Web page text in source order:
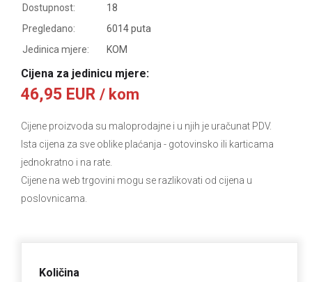
Dostupnost:
18
Pregledano:
6014 puta
Jedinica mjere:
KOM
Cijena za jedinicu mjere:
46,95 EUR / kom
Cijene proizvoda su maloprodajne i u njih je uračunat PDV.
Ista cijena za sve oblike plaćanja - gotovinsko ili karticama
jednokratno i na rate.
Cijene na web trgovini mogu se razlikovati od cijena u
poslovnicama.
Količina